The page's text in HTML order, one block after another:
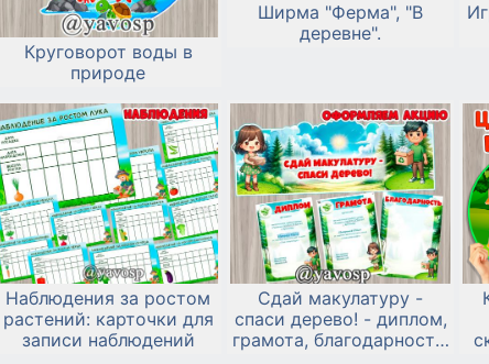
Круговорот воды в
природе
Ширма "Ферма", "В
деревне".
Наблюдения за ростом
растений: карточки для
записи наблюдений
Сдай макулатуру -
спаси дерево! - диплом,
грамота, благодарность,